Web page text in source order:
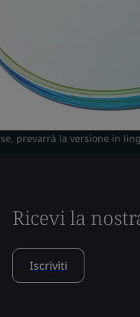
prevarrà la versione in
Ricevi la
Iscriviti